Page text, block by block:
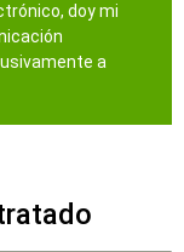
doy mi
a